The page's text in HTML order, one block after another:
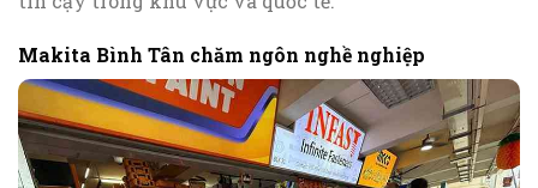
Makita Bình Tân chăm ngôn nghề nghiệp